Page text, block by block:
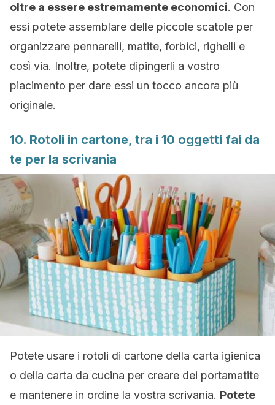
oltre a essere estremamente economici. Con
essi potete assemblare delle piccole scatole per
organizzare pennarelli, matite, forbici, righelli e
così via. Inoltre, potete dipingerli a vostro
piacimento per dare essi un tocco ancora più
originale.
10. Rotoli in cartone, tra i 10 oggetti fai da
te per la scrivania
Potete usare i rotoli di cartone della carta igienica
o della carta da cucina per creare dei portamatite
e mantenere in ordine la vostra scrivania. Potete